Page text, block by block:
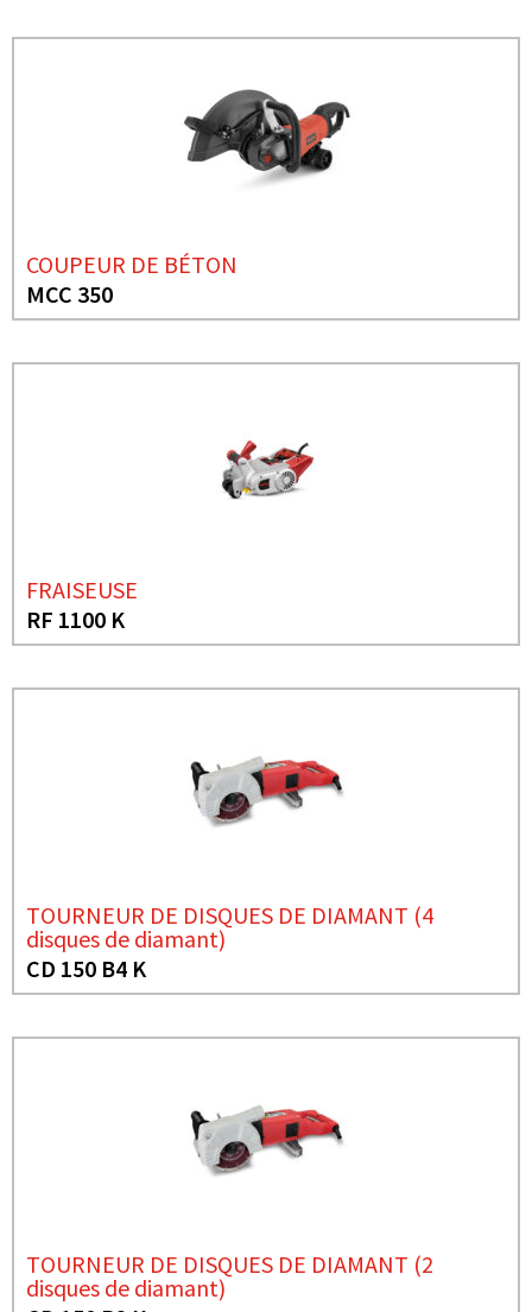
COUPEUR DE BÉTON
MCC 350
FRAISEUSE
RF 1100 K
TOURNEUR DE DISQUES DE DIAMANT (4
disques de diamant)
CD 150 B4 K
TOURNEUR DE DISQUES DE DIAMANT (2
disques de diamant)